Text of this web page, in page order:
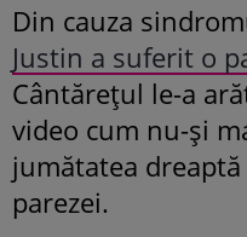
Din cauza
Justin a suferit o
Cântărețul le-a
video cum nu-și
jumătatea
parezei.